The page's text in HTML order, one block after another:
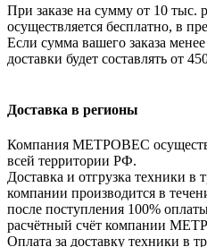
При заказе на сумму от 10 тыс.
осуществляется бесплатно, в
Если сумма вашего заказа
доставки будет составлять от
Доставка в регионы
Компания МЕТРОВЕС
всей территории РФ.
Доставка и отгрузка техники
компании производится в
после поступления 100%
расчётный счёт компании
Оплата за доставку техники в